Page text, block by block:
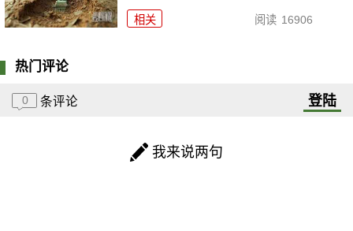
相关 阅读 16906
热门评论
0 条评论 登陆
我来说两句